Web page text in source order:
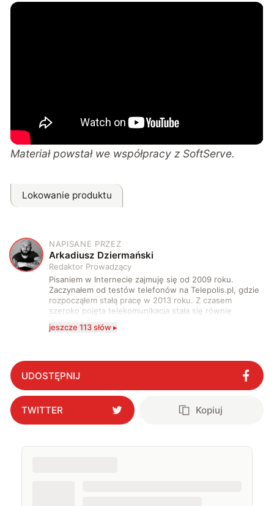
Materiał powstał we współpracy z SoftServe.
Lokowanie produktu
A
NAPISANE PRZEZ
Arkadiusz Dziermański
Redaktor Prowadzący
Pisaniem w Internecie zajmuję się od 2009 roku.
Zaczynałem od testów telefonów na Telepolis.pl, gdzie
rozpocząłem stałą pracę w 2013 roku. Z czasem
szeroko pojęta telekomunikacja stała się równie
że do urządzeń mobilnych dołączył też inny sprzęt
środku nocy. Od 2019 roku śledzę i opisuję ruchy
antykomórkowe w Polsce i na świecie. Poziom
wylewanego przez nie hejtu świadczy o tym, że robię
to dobrze. Na przestrzeni ostatnich lat moje teksty
pojawiały się na łamach serwisów GamingSociety, Gry-
Online i PCWorld.pl, a od 2020 roku jestem związany z
WhatNext.pl, gdzie jestem zastępcą redaktora
interesując się nowymi technologiami, ale nie
jeszcze 113 słów ▸
UDOSTĘPNIJ
TWITTER Kopiuj